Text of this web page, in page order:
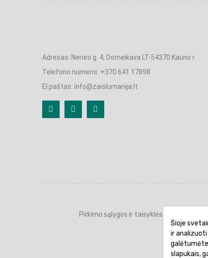
Adresas: Neries g. 4, Domeikava LT-54370 Kauno r.
Telefono numeris: +370 641 17898
El.paštas: info@zaislumanija.lt
Pirkimo sąlygos ir taisyklės
Šioje
ir
slapukais,